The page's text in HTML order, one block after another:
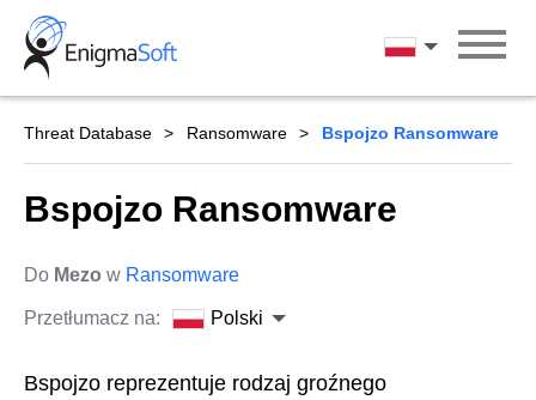
Skip
content
Polski
Threat Database Ransomware Bspojzo Ransomware
Bspojzo Ransomware
Do Mezo w Ransomware
Przetłumacz na: Polski
Bspojzo reprezentuje rodzaj groźnego